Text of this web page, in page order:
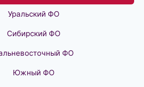
Уральский ФО
Сибирский ФО
ФО
Южный ФО